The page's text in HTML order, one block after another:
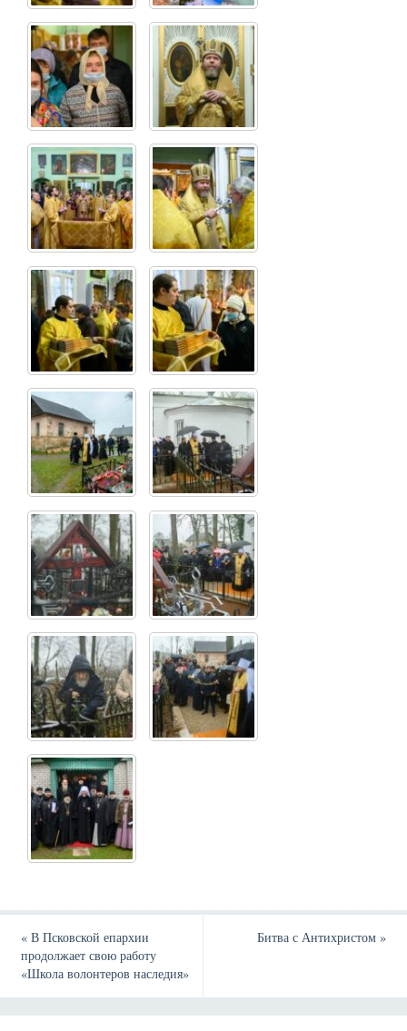
«В Псковской епархии
продолжает свою работу
«Школа волонтеров наследия»
Битва с Антихристом»